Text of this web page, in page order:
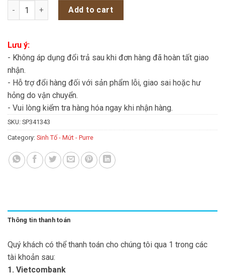
Mứt Boduo Việt Quất 1kg - Hủ quantity
Add to cart
Lưu ý:
- Không áp dụng đổi trả sau khi đơn hàng đã hoàn tất giao
nhận.
- Hỗ trợ đổi hàng đối với sản phẩm lỗi, giao sai hoặc hư
hỏng do vận chuyển.
- Vui lòng kiểm tra hàng hóa ngay khi nhận hàng.
SKU: SP341343
Category: Sinh Tố - Mứt - Purre
Thông tin thanh toán
Quý khách có thể thanh toán cho chúng tôi qua 1 trong các
tài khoản sau:
1. Vietcombank